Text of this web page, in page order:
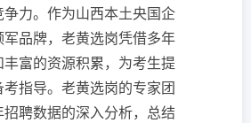
力。作为山西本土央国企
品牌，老黄选岗凭借多年
富的资源积累，为考生提
指导。老黄选岗的专家团
招聘数据的深入分析，总结